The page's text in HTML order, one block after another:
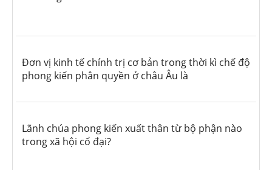
Đơn vị kinh tế chính trị cơ bản trong thời kì chế độ
phong kiến phân quyền ở châu Âu là
Lãnh chúa phong kiến xuất thân từ bộ phận nào
trong xã hội cổ đại?